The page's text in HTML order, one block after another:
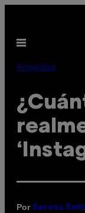
contenido
Abrir
Actualidad
Por Serena